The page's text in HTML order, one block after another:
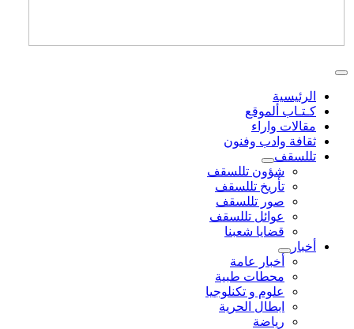
الرئيسية
كـتـاب ألموقع
مقالات واراء
ثقافة وادب وفنون
تللسقف
شؤون تللسقف
تأريخ تللسقف
صور تللسقف
عوائل تللسقف
قضايا شعبنا
أخبار
أخبار عامة
محطات طبية
علوم و تکنلوجیا
ابطال الحرية
رياضة